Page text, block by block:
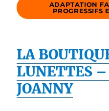
ADAPTATION
PROGRESSIFS
LA
LUNETTES
JOANNY